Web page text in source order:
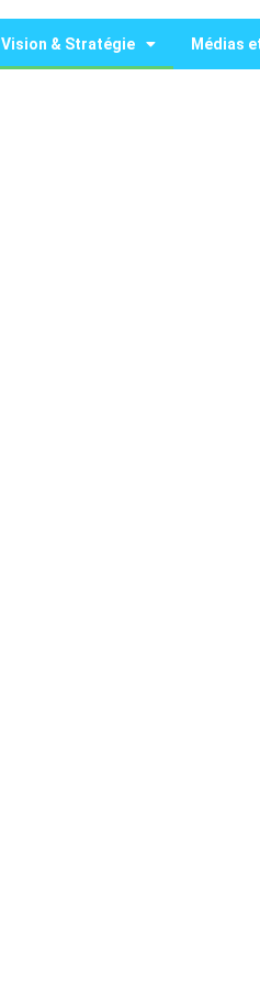
Vision & Stratégie Médias